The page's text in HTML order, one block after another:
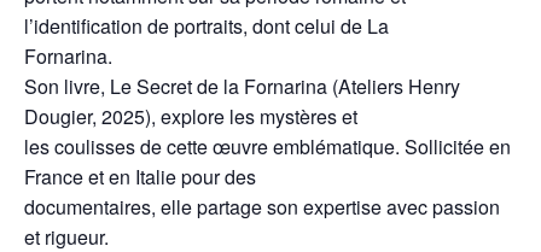
l’identification de portraits, dont celui de La
Fornarina.
Son livre, Le Secret de la Fornarina (Ateliers Henry
Dougier, 2025), explore les mystères et
les coulisses de cette œuvre emblématique. Sollicitée en
France et en Italie pour des
documentaires, elle partage son expertise avec passion
et rigueur.